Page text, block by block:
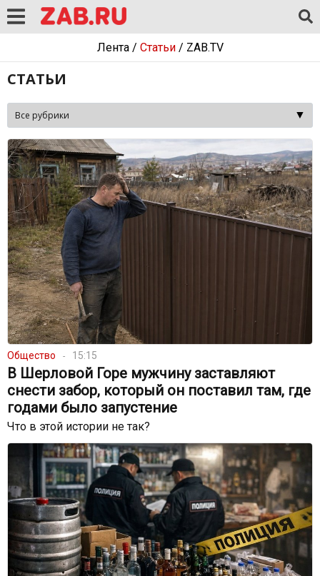
Лента/ Статьи/ ZAB.TV
СТАТЬИ
Общество 15:15
В Шерловой Горе мужчину заставляют
снести забор, который он поставил там, где
годами было запустение
Что в этой истории не так?